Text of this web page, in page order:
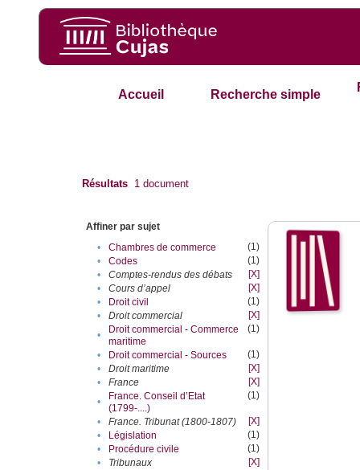
Accueil Recherche simple
Résultats 1 document
Affiner par sujet
•
Chambres de commerce
(1)
•
Codes
(1)
•
Comptes-rendus des débats
[X]
•
Cours d’appel
[X]
•
Droit civil
(1)
•
Droit commercial
[X]
•
Droit commercial - Commerce
maritime
(1)
• Droit commercial - Sources
(1)
•
Droit maritime
[X]
•
France
[X]
•
France. Conseil d’Etat
(1799-....)
(1)
• France. Tribunat (1800-1807)
[X]
•
Législation
(1)
•
Procédure civile
(1)
•
Tribunaux
[X]